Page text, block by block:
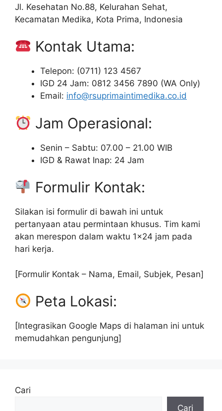
Jl. Kesehatan No.88, Kelurahan Sehat,
Kecamatan Medika, Kota Prima, Indonesia
Kontak Utama:
Telepon: (0711) 123 4567
IGD 24 Jam: 0812 3456 7890 (WA Only)
Email: info@rsuprimaintimedika.co.id
Jam Operasional:
Senin – Sabtu: 07.00 – 21.00 WIB
IGD & Rawat Inap: 24 Jam
Formulir Kontak:
Silakan isi formulir di bawah ini untuk
pertanyaan atau permintaan khusus. Tim kami
akan merespon dalam waktu 1×24 jam pada
hari kerja.
[Formulir Kontak – Nama, Email, Subjek, Pesan]
Peta Lokasi:
[Integrasikan Google Maps di halaman ini untuk
memudahkan pengunjung]
Cari
Cari